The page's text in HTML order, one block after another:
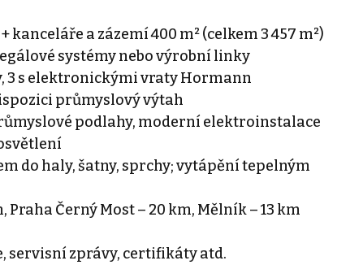
kanceláře a zázemí 400 m² (celkem 3 457 m²)
systémy nebo výrobní linky
3 s elektronickými vraty Hormann
průmyslový výtah
podlahy, moderní elektroinstalace
do haly, šatny, sprchy; vytápění tepelným
Praha Černý Most – 20 km, Mělník – 13 km
servisní zprávy, certifikáty atd.